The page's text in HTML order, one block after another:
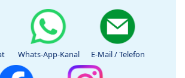
Whats-App-Kanal E-Mail / Telefon